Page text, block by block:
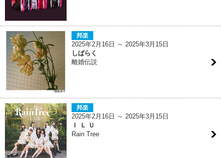
邦楽
2025年2月16日 ～ 2025年3月15日
しばらく
離婚伝説
邦楽
2025年2月16日 ～ 2025年3月15日
Ｉ Ｌ Ｕ
Rain Tree